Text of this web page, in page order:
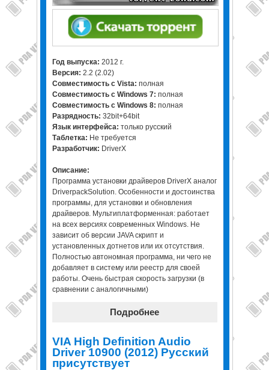
Год выпуска: 2012 г.
Версия: 2.2 (2.02)
Совместимость с Vista: полная
Совместимость с Windows 7: полная
Совместимость с Windows 8: полная
Разрядность: 32bit+64bit
Язык интерфейса: только русский
Таблетка: Не требуется
Разработчик: DriverX
Описание:
Программа установки драйверов DriverX аналог
DriverpackSolution. Особенности и достоинства
программы, для установки и обновления
драйверов. Мультиплатформенная: работает
на всех версиях современных Windows. Не
зависит об версии JAVA скрипт и
установленных дотнетов или их отсутствия.
Полностью автономная программа, ни чего не
добавляет в систему или реестр для своей
работы. Очень быстрая скорость загрузки (в
сравнении с аналогичными)
Подробнее
VIA High Definition Audio
Driver 10900 (2012) Русский
присутствует